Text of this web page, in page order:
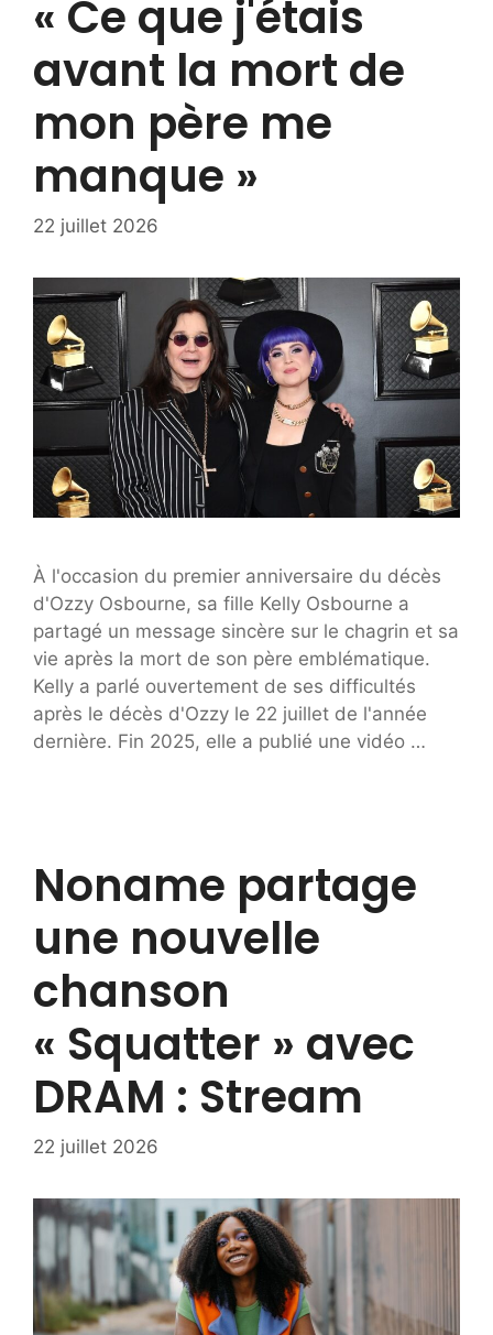
« Ce que j'étais
avant la mort de
mon père me
manque »
22 juillet 2026
À l'occasion du premier anniversaire du décès
d'Ozzy Osbourne, sa fille Kelly Osbourne a
partagé un message sincère sur le chagrin et sa
vie après la mort de son père emblématique.
Kelly a parlé ouvertement de ses difficultés
après le décès d'Ozzy le 22 juillet de l'année
dernière. Fin 2025, elle a publié une vidéo …
Noname partage
une nouvelle
chanson
« Squatter » avec
DRAM : Stream
22 juillet 2026